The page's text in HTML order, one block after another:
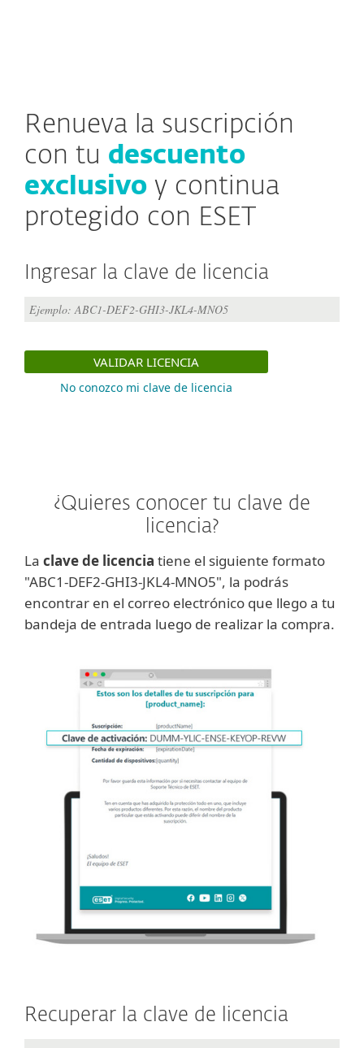
Renueva la suscripción
con tu descuento
exclusivo y continua
protegido con ESET
Ingresar la clave de licencia
No conozco mi clave de licencia
¿Quieres conocer tu clave de
licencia?
La clave de licencia tiene el siguiente formato
"ABC1-DEF2-GHI3-JKL4-MNO5", la podrás
encontrar en el correo electrónico que llego a tu
bandeja de entrada luego de realizar la compra.
Recuperar la clave de licencia